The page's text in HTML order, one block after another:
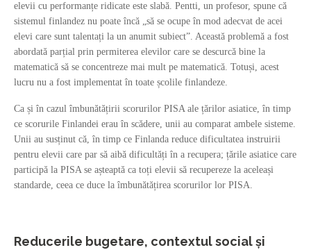
elevii cu performanțe ridicate este slabă. Pentti, un profesor, spune că
sistemul finlandez nu poate încă „să se ocupe în mod adecvat de acei
elevi care sunt talentați la un anumit subiect”. Această problemă a fost
abordată parțial prin permiterea elevilor care se descurcă bine la
matematică să se concentreze mai mult pe matematică. Totuși, acest
lucru nu a fost implementat în toate școlile finlandeze.
Ca și în cazul îmbunătățirii scorurilor PISA ale țărilor asiatice, în timp
ce scorurile Finlandei erau în scădere, unii au comparat ambele sisteme.
Unii au susținut că, în timp ce Finlanda reduce dificultatea instruirii
pentru elevii care par să aibă dificultăți în a recupera; țările asiatice care
participă la PISA se așteaptă ca toți elevii să recupereze la aceleași
standarde, ceea ce duce la îmbunătățirea scorurilor lor PISA.
Reducerile bugetare, contextul social și